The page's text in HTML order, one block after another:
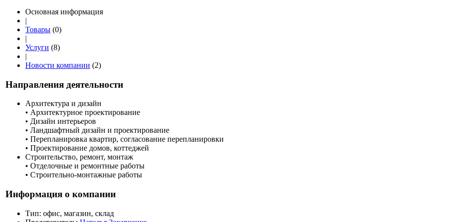
Основная информация
|
Товары (0)
|
Услуги (8)
|
Новости компании (2)
Направления деятельности
Архитектура и дизайн
• Архитектурное проектирование
• Дизайн интерьеров
• Ландшафтный дизайн и проектирование
• Перепланировка квартир, согласование перепланировки
• Проектирование домов, коттеджей
Строительство, ремонт, монтаж
• Отделочные и ремонтные работы
• Строительно-монтажные работы
Информация о компании
Тип: офис, магазин, склад